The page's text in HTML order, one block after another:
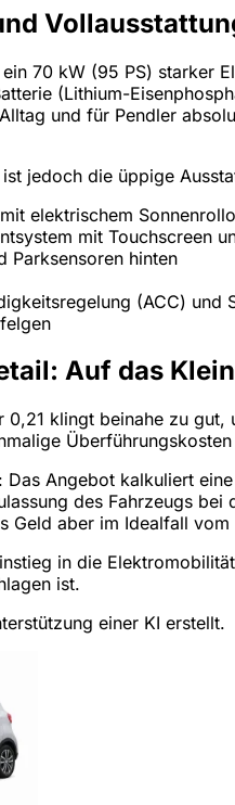
70 kW (95 PS) starker
(Lithium-
und für Pendler
jedoch die üppige
elektrischem Sonnenrollo
mit Touchscreen
Parksensoren hinten
(ACC) und
Auf das
0,21 klingt beinahe zu
Das Angebot kalkuliert
des Fahrzeugs
Geld aber im Idealfall
in die
ist.
einer KI erstellt.